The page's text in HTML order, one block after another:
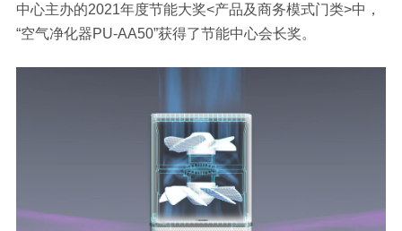
中心主办的2021年度节能大奖<产品及商务模式门类>中，
“空气净化器PU-AA50”获得了节能中心会长奖。